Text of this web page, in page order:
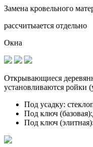
Замена кровельного
рассчитыается отдельно
Окна
Открывающиеся
установливаются ройки
Под усадку:
Под ключ (базовая):
Под ключ (элитная):